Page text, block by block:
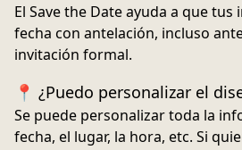
El Save the Date ayuda a que
fecha con antelación, incluso
invitación formal.
📍 ¿Puedo personalizar el
Se puede personalizar toda la
fecha, el lugar, la hora, etc. Si